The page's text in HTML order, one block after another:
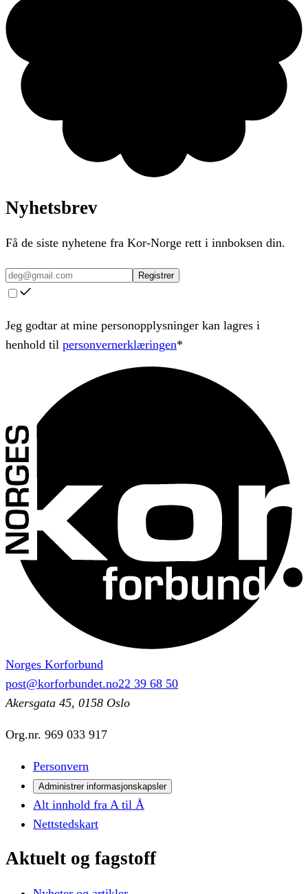
Nyhetsbrev
Få de siste nyhetene fra Kor-Norge rett i innboksen din.
Registrer
Jeg godtar at mine personopplysninger kan lagres i
henhold til personvernerklæringen*
Norges Korforbund
post@korforbundet.no22 39 68 50
Akersgata 45, 0158 Oslo
Org.nr. 969 033 917
Personvern
Administrer informasjonskapsler
Alt innhold fra A til Å
Nettstedskart
Aktuelt og fagstoff